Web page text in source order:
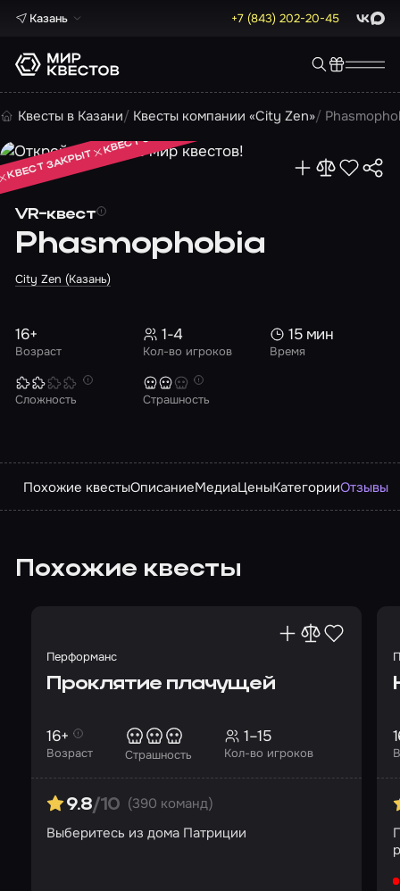
Казань +7 (843) 202-20-45 Max
Квесты в Казани Квесты компании «City Zen»
VR-квест
Phasmophobia
City Zen (Казань)
КВЕСТ ЗАКРЫТ
КВЕСТ ЗАКРЫТ
КВЕСТ ЗАКРЫТ
Возраст
16+
Кол-во игроков
1-4
Время
15 мин
Сложность Страшность
Похожие квестыОписаниеМедиаЦеныКатегорииОтзывы
Похожие квесты
Перформанс
Проклятие плачущей
Возраст
16+
Страшность Кол-во игроков
1–15
9.8/10 (390 команд)
Выберитесь из дома Патриции